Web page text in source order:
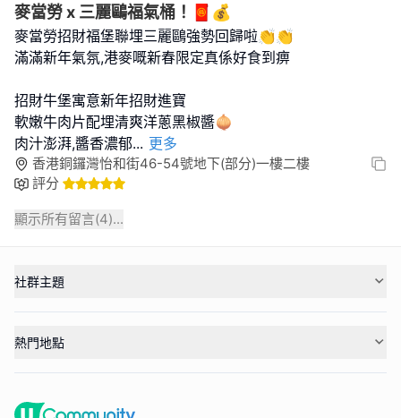
麥當勞 x 三麗鷗福氣桶！🧧💰
麥當勞招財福堡聯埋三麗鷗強勢回歸啦👏👏
滿滿新年氣氛,港麥嘅新春限定真係好食到痹
招財牛堡寓意新年招財進寶
軟嫩牛肉片配埋清爽洋蔥黑椒醬🧅
肉汁澎湃,醬香濃郁... 更多
香港銅鑼灣怡和街46-54號地下(部分)一樓二樓
評分
顯示所有留言(4)...
社群主題
熱門地點